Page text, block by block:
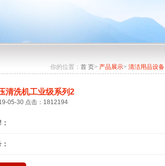
你的位置： 首 页> 产品展示> 清洁用品设备
清洗机工业级系列2
05-30 点击：1812194